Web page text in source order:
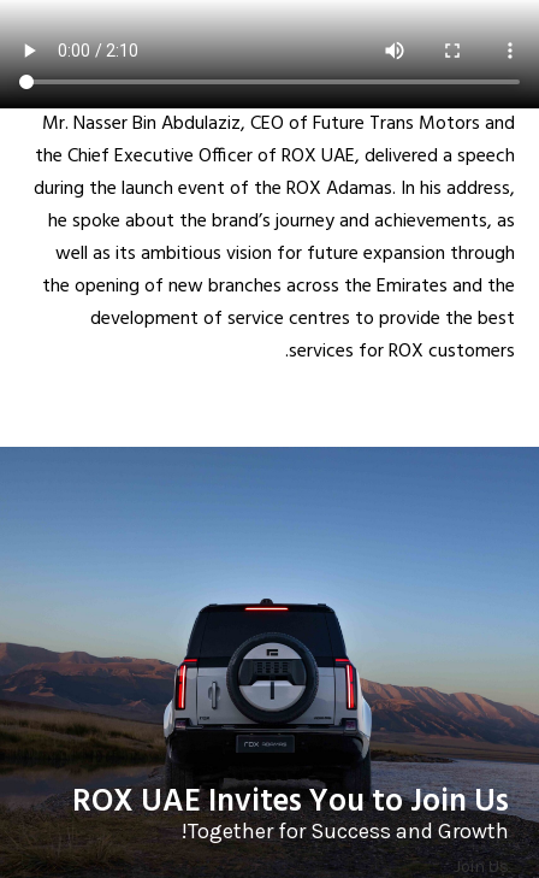
Mr. Nasser Bin Abdulaziz, CEO of Future Trans Motors and
the Chief Executive Officer of ROX UAE, delivered a speech
during the launch event of the ROX Adamas. In his address,
he spoke about the brand’s journey and achievements, as
well as its ambitious vision for future expansion through
the opening of new branches across the Emirates and the
development of service centres to provide the best
services for ROX customers.
ROX UAE Invites You to Join Us
Together for Success and Growth!
Join Us